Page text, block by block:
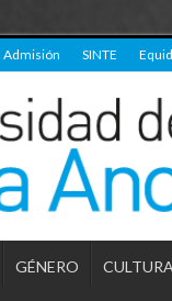
Admisión SINTE
GÉNERO CULTURA